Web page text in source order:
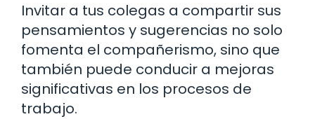
Invitar a tus colegas a compartir sus
pensamientos y sugerencias no solo
fomenta el compañerismo, sino que
también puede conducir a mejoras
significativas en los procesos de
trabajo.